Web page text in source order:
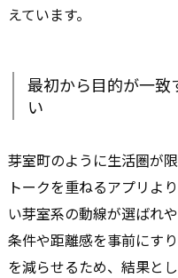
えています。
最初から目的が一致
い
芽室町のように生活圏が
トークを重ねるアプリよ
い芽室系の動線が選ばれ
条件や距離感を事前にす
を減らせるため、結果と